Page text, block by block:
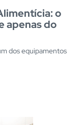
o
apenas do
dos equipamentos